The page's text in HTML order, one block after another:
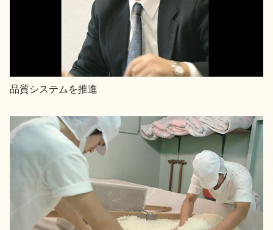
品質システムを推進